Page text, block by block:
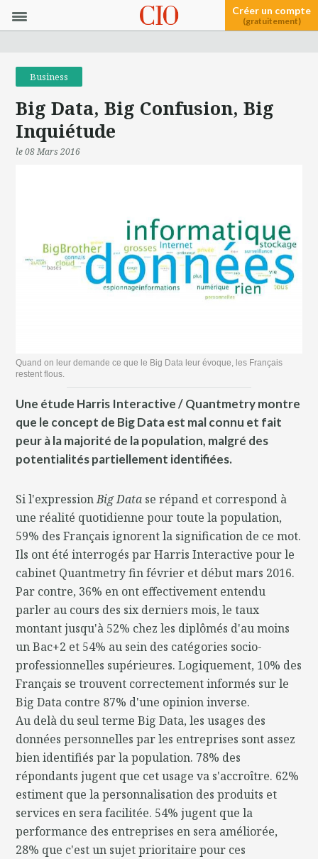
Créer un compte
(gratuitement)
Business
Big Data, Big Confusion, Big
Inquiétude
le 08 Mars 2016
Quand on leur demande ce que le Big Data leur évoque, les Français
restent flous.
Une étude Harris Interactive / Quantmetry montre
que le concept de Big Data est mal connu et fait
peur à la majorité de la population, malgré des
potentialités partiellement identifiées.
Si l'expressionBig Data se répand et correspond à
une réalité quotidienne pour toute la population,
59% des Français ignorent la signification de ce mot.
Ils ont été interrogés par Harris Interactive pour le
cabinet Quantmetry fin février et début mars 2016.
Par contre, 36% en ont effectivement entendu
parler au cours des six derniers mois, le taux
montant jusqu'à 52% chez les diplômés d'au moins
un Bac+2 et 54% au sein des catégories socio-
professionnelles supérieures. Logiquement, 10% des
Français se trouvent correctement informés sur le
Big Data contre 87% d'une opinion inverse.
Au delà du seul terme Big Data, les usages des
données personnelles par les entreprises sont assez
bien identifiés par la population. 78% des
répondants jugent que cet usage va s'accroître. 62%
estiment que la personnalisation des produits et
services en sera facilitée. 54% jugent que la
performance des entreprises en sera améliorée,
28% que c'est un sujet prioritaire pour ces